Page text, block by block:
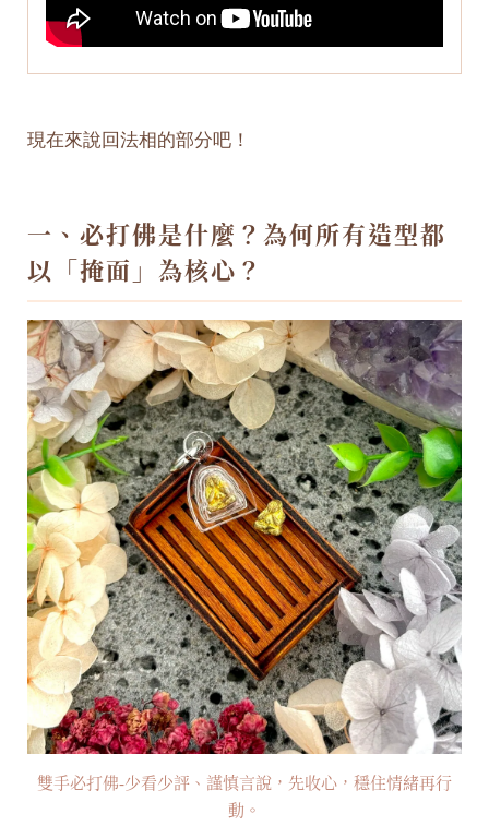
現在來說回法相的部分吧！
一、必打佛是什麼？為何所有造型都
以「掩面」為核心？
雙手必打佛-少看少評、謹慎言說，先收心，穩住情緒再行
動。